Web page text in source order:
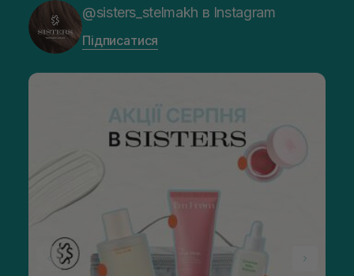
@sisters_stelmakh в Instagram
Підписатися